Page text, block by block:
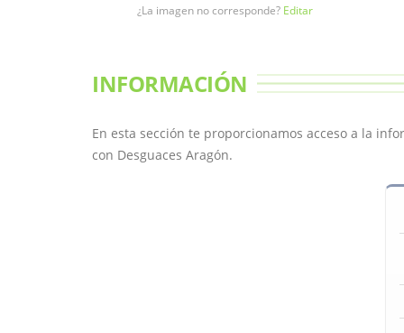
¿La imagen no corresponde? Editar
INFORMACIÓN
En esta sección te proporcionamos acceso a la
con Desguaces Aragón.